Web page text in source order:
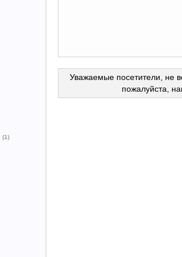
(1)
Уважаемые посетители, не
пожалуйста,